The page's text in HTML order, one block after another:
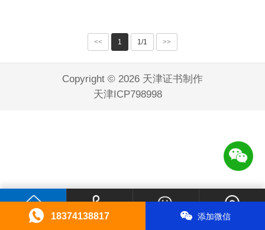
<< 1 1/1 >>
Copyright © 2026 天津证书制作
天津ICP798998
首页 电话咨询 微信咨询 联系我们
18374138817 添加微信